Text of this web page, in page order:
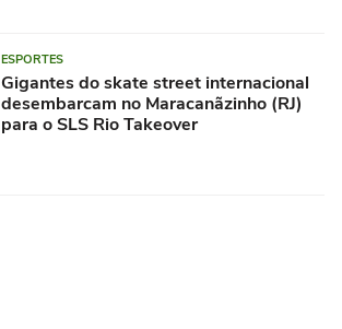
ESPORTES
Gigantes do skate street internacional
desembarcam no Maracanãzinho (RJ)
para o SLS Rio Takeover